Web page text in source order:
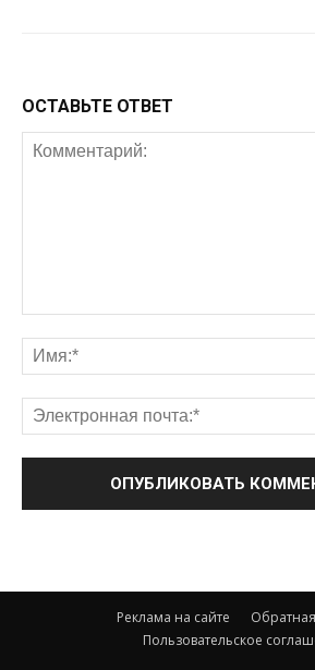
ОСТАВЬТЕ ОТВЕТ
Реклама на сайте
Пользовательское